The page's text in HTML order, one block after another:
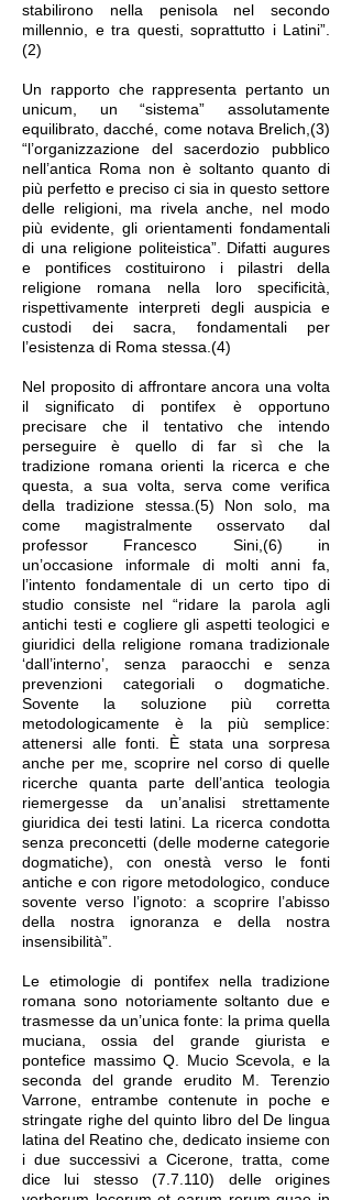
stabilirono nella penisola nel secondo
millennio, e tra questi, soprattutto i Latini”.
(2)
Un rapporto che rappresenta pertanto un
unicum, un “sistema” assolutamente
equilibrato, dacché, come notava Brelich,(3)
“l’organizzazione del sacerdozio pubblico
nell’antica Roma non è soltanto quanto di
più perfetto e preciso ci sia in questo settore
delle religioni, ma rivela anche, nel modo
più evidente, gli orientamenti fondamentali
di una religione politeistica”. Difatti augures
e pontifices costituirono i pilastri della
religione romana nella loro specificità,
rispettivamente interpreti degli auspicia e
custodi dei sacra, fondamentali per
l’esistenza di Roma stessa.(4)
Nel proposito di affrontare ancora una volta
il significato di pontifex è opportuno
precisare che il tentativo che intendo
perseguire è quello di far sì che la
tradizione romana orienti la ricerca e che
questa, a sua volta, serva come verifica
della tradizione stessa.(5) Non solo, ma
come magistralmente osservato dal
professor Francesco Sini,(6) in
un’occasione informale di molti anni fa,
l’intento fondamentale di un certo tipo di
studio consiste nel “ridare la parola agli
antichi testi e cogliere gli aspetti teologici e
giuridici della religione romana tradizionale
‘dall’interno’, senza paraocchi e senza
prevenzioni categoriali o dogmatiche.
Sovente la soluzione più corretta
metodologicamente è la più semplice:
attenersi alle fonti. È stata una sorpresa
anche per me, scoprire nel corso di quelle
ricerche quanta parte dell’antica teologia
riemergesse da un’analisi strettamente
giuridica dei testi latini. La ricerca condotta
senza preconcetti (delle moderne categorie
dogmatiche), con onestà verso le fonti
antiche e con rigore metodologico, conduce
sovente verso l’ignoto: a scoprire l’abisso
della nostra ignoranza e della nostra
insensibilità”.
Le etimologie di pontifex nella tradizione
romana sono notoriamente soltanto due e
trasmesse da un’unica fonte: la prima quella
muciana, ossia del grande giurista e
pontefice massimo Q. Mucio Scevola, e la
seconda del grande erudito M. Terenzio
Varrone, entrambe contenute in poche e
stringate righe del quinto libro del De lingua
latina del Reatino che, dedicato insieme con
i due successivi a Cicerone, tratta, come
dice lui stesso (7.7.110) delle origines